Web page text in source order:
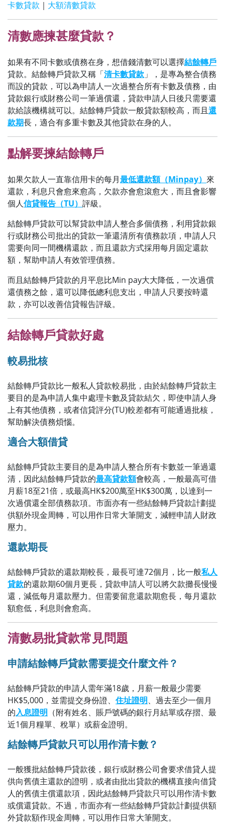
卡數貸款 ｜ 大額清數貸款
清數應揀甚麼貸款？
如果有不同卡數或債務在身，想借錢清數可以選擇結餘轉戶
貸款。結餘轉戶貸款又稱「清卡數貸款」，是專為整合債務
而設的貸款，可以為申請人一次過整合所有卡數及債務，由
貸款銀行或財務公司一筆過償還，貸款申請人日後只需要還
款給該機構就可以。結餘轉戶貸款一般貸款額較高，而且還
款期長，適合有多重卡數及其他貸款在身的人。
點解要揀結餘轉戶
如果欠款人一直靠信用卡的每月最低還款額（Minpay） 來
還款，利息只會愈來愈高，欠款亦會愈滾愈大，而且會影響
個人信貸報告（TU） 評級。
結餘轉戶貸款可以幫貸款申請人整合多個債務，利用貸款銀
行或財務公司批出的貸款一筆還清所有債務款項，申請人只
需要向同一間機構還款，而且還款方式採用每月固定還款
額，幫助申請人有效管理債務。
而且結餘轉戶貸款的月平息比Min pay大大降低，一次過償
還債務之餘，還可以降低總利息支出，申請人只要按時還
款，亦可以改善信貸報告評級。
結餘轉戶貸款好處
較易批核
結餘轉戶貸款比一般私人貸款較易批，由於結餘轉戶貸款主
要目的是為申請人集中處理卡數及貸款結欠，即使申請人身
上有其他債務，或者信貸評分(TU)較差都有可能通過批核，
幫助解決債務煩惱。
適合大額借貸
結餘轉戶貸款主要目的是為申請人整合所有卡數並一筆過還
清，因此結餘轉戶貸款的最高貸款額會較高，一般最高可借
月薪18至21倍，或最高HK$200萬至HK$300萬，以達到一
次過償還全部債務款項。市面亦有一些結餘轉戶貸款計劃提
供額外現金周轉，可以用作日常大筆開支，減輕申請人財政
壓力。
還款期長
結餘轉戶貸款的還款期較長，最長可達72個月，比一般私人
貸款的還款期60個月更長，貸款申請人可以將欠款攤長慢慢
還，減低每月還款壓力。但需要留意還款期愈長，每月還款
額愈低，利息則會愈高。
清數易批貸款常見問題
申請結餘轉戶貸款需要提交什麼文件？
結餘轉戶貸款的申請人需年滿18歲，月薪一般最少需要
HK$5,000，並需提交身份證、 住址證明、過去至少一個月
的入息證明 （附有姓名、賬戶號碼的銀行月結單或存摺、最
近1個月糧單、稅單）或薪金證明。
結餘轉戶貸款只可以用作清卡數？
一般獲批結餘轉戶貸款後，銀行或財務公司會要求借貸人提
供向舊債主還款的證明，或者由批出貸款的機構直接向借貸
人的舊債主償還款項，因此結餘轉戶貸款只可以用作清卡數
或償還貸款。不過，市面亦有一些結餘轉戶貸款計劃提供額
外貸款額作現金周轉，可以用作日常大筆開支。